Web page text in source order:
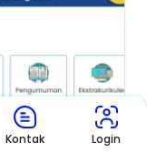
Kontak Login